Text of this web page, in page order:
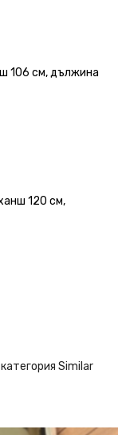
106 см, дължина
120 см,
Similar